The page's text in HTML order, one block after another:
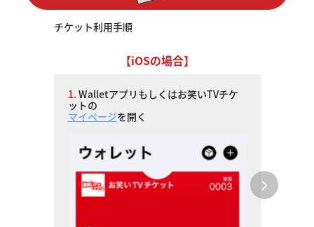
チケット利用手順
【iOSの場合】
1. Walletアプリもしくはお笑いTVチケ
ットの
マイページを開く